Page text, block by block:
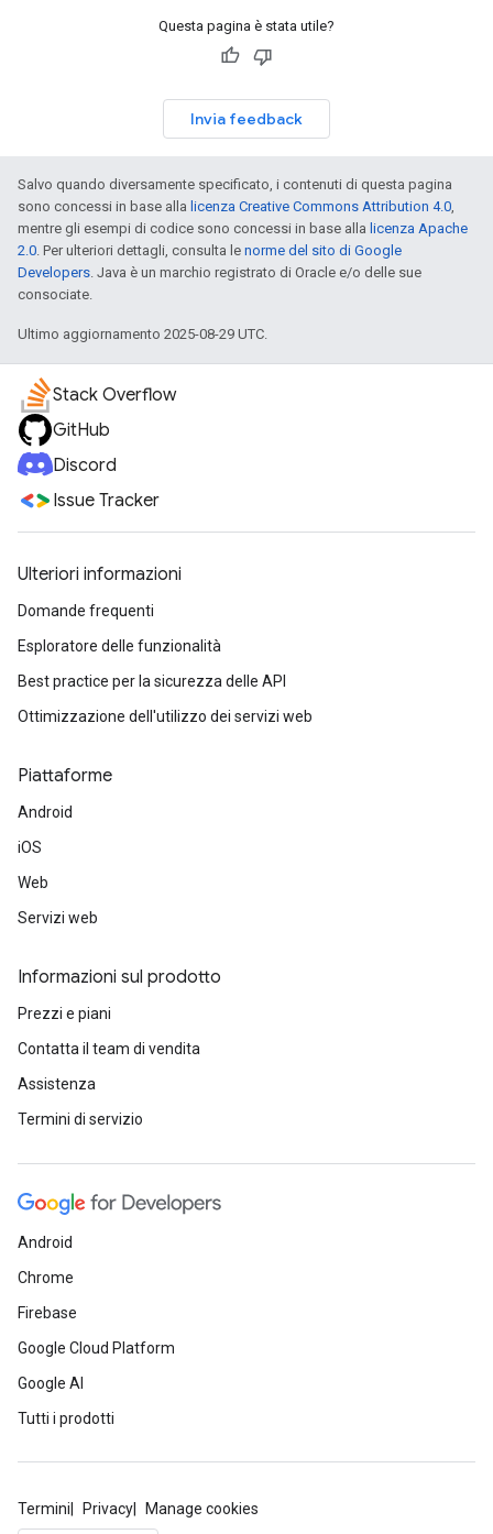
Questa pagina è stata utile?
Invia feedback
Salvo quando diversamente specificato, i contenuti di questa pagina
sono concessi in base alla licenza Creative Commons Attribution 4.0,
mentre gli esempi di codice sono concessi in base alla licenza Apache
2.0. Per ulteriori dettagli, consulta le norme del sito di Google
Developers. Java è un marchio registrato di Oracle e/o delle sue
consociate.
Ultimo aggiornamento 2025-08-29 UTC.
Stack Overflow
GitHub
Discord
Issue Tracker
Ulteriori informazioni
Domande frequenti
Esploratore delle funzionalità
Best practice per la sicurezza delle API
Ottimizzazione dell'utilizzo dei servizi web
Piattaforme
Android
iOS
Web
Servizi web
Informazioni sul prodotto
Prezzi e piani
Contatta il team di vendita
Assistenza
Termini di servizio
Android
Chrome
Firebase
Google Cloud Platform
Google AI
Tutti i prodotti
Termini Privacy Manage cookies